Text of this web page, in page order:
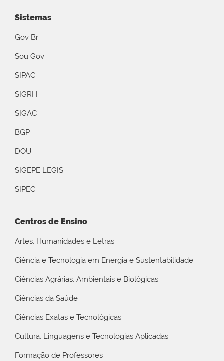
Sistemas
Gov Br
Sou Gov
SIPAC
SIGRH
SIGAC
BGP
DOU
SIGEPE LEGIS
SIPEC
Centros de Ensino
Artes, Humanidades e Letras
Ciência e Tecnologia em Energia e Sustentabilidade
Ciências Agrárias, Ambientais e Biológicas
Ciências da Saúde
Ciências Exatas e Tecnológicas
Cultura, Linguagens e Tecnologias Aplicadas
Formação de Professores